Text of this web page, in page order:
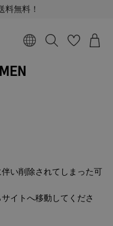
料無料！
MEN
い削除されてしまった可
イトへ移動してくださ